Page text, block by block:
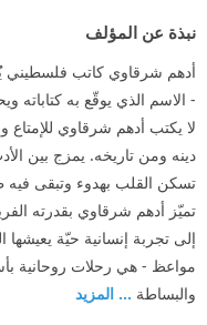
نبذة عن المؤلف
أدهم شرقاوي كاتب فلسطيني
- الاسم الذي يوقّع به كتاباته
لا يكتب أدهم شرقاوي
دينه ومن تاريخه. يمزج بين
تسكن القلب بهدوء وتبقى فيه
تميّز أدهم شرقاوي بقدرته
إلى تجربة إنسانية حيّة
مواعظ - هي رحلات روحانية
والبساطة ... المزيد